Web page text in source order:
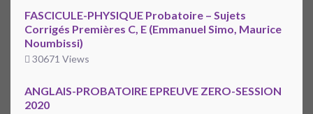
FASCICULE-PHYSIQUE Probatoire – Sujets
Corrigés Premières C, E (Emmanuel Simo, Maurice
Noumbissi)
30671 Views
ANGLAIS-PROBATOIRE EPREUVE ZERO-SESSION
2020